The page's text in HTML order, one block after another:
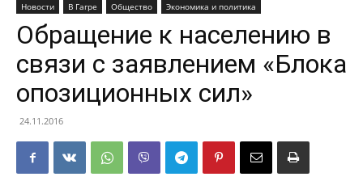
Гагрского
района
Новости В Гагре Общество Экономика и политика
Обращение к населению в
связи с заявлением «Блока
опозиционных сил»
24.11.2016